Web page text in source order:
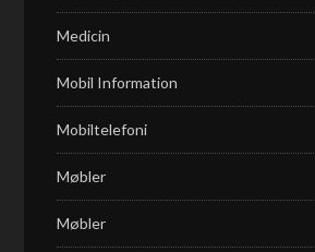
Medicin
Mobil Information
Mobiltelefoni
Møbler
Møbler